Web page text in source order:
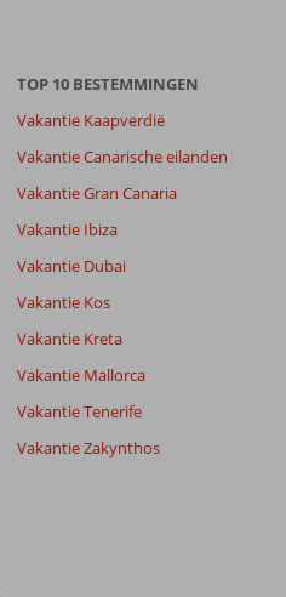
Eten
Kindvriendelijk
Wifi kwaliteit
Filter reisgezelschap
Alle
TOP 10 BESTEMMINGEN
Vakantie Kaapverdië
Vakantie Canarische eilanden
Vakantie Gran Canaria
Vakantie Ibiza
Vakantie Dubai
Vakantie Kos
Vakantie Kreta
Vakantie Mallorca
Vakantie Tenerife
Vakantie Zakynthos